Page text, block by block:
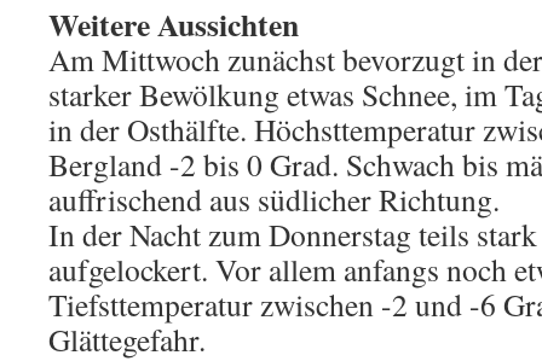
Weitere Aussichten
Am Mittwoch zunächst bevorzugt in
starker Bewölkung etwas Schnee, im
in der Osthälfte. Höchsttemperatur
Bergland -2 bis 0 Grad. Schwach bis
auffrischend aus südlicher Richtung.
In der Nacht zum Donnerstag teils
aufgelockert. Vor allem anfangs noch
Tiefsttemperatur zwischen -2 und -6
Glättegefahr.